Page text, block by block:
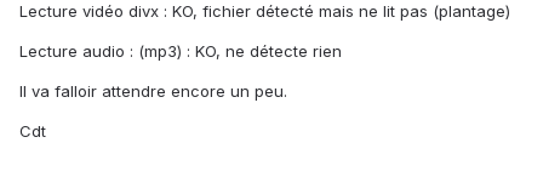
Lecture vidéo divx : KO, fichier détecté mais ne lit pas (plantage)
Lecture audio : (mp3) : KO, ne détecte rien
Il va falloir attendre encore un peu.
Cdt